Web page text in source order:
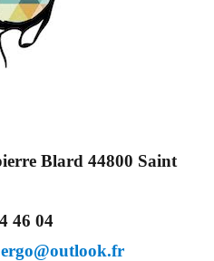
Blard 44800 Saint
46 04